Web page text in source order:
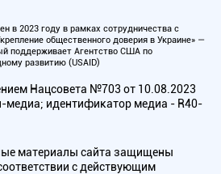
в 2023 году в рамках сотрудничества с
общественного доверия в Украине» —
поддерживает Агентство США по
развитию (USAID)
Нацсовета №703 от 10.08.2023
медиа; идентификатор медиа - R40-
материалы сайта защищены
с действующим